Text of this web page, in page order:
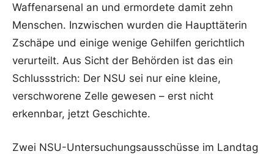
Waffenarsenal an und ermordete damit zehn
Menschen. Inzwischen wurden die Haupttäterin
Zschäpe und einige wenige Gehilfen gerichtlich
verurteilt. Aus Sicht der Behörden ist das ein
Schlussstrich: Der NSU sei nur eine kleine,
verschworene Zelle gewesen – erst nicht
erkennbar, jetzt Geschichte.
Zwei NSU-Untersuchungsausschüsse im Landtag